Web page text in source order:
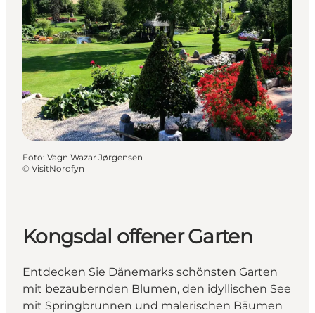
Foto: Vagn Wazar Jørgensen
© VisitNordfyn
Kongsdal offener Garten
Entdecken Sie Dänemarks schönsten Garten
mit bezaubernden Blumen, den idyllischen See
mit Springbrunnen und malerischen Bäumen